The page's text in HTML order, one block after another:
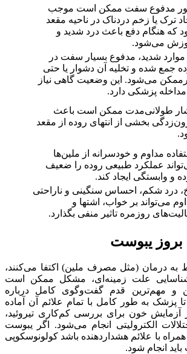
مدفوع سفت ممکن است موجب
ترک یا زخم دردناک در ناحیه مقعد
که هنگام دفع باعث درد شدید و
می‌شود.
موارد شدید، مدفوع بسیار سفت در
جمع شده و تخلیه آن دشوار یا حتی
می‌شود. این وضعیت گاهی نیاز
مداخله پزشکی دارد.
طولانی‌مدت ممکن است باعث
بخشی از انتهای روده از مقعد
مداوم و خودسرانه از ملین‌ها
عملکرد طبیعی روده را ضعیف
و وابستگی ایجاد کند.
درد شکم، احساس سنگینی و ناراحتی
می‌تواند بر خواب، اشتها و
روزمره تاثیر منفی بگذارد.
یبوست
به درمان (مثل مصرف ملین) اکتفا می‌کنند،
علت زمینه‌ای، مشکل ممکن است
و مهم‌ترین قدم گفت‌وگوی کامل درباره
پزشک به طور کامل با تمام علائم آن آماده
خون برای بررسی کم‌کاری تیروئید،
الکترولیتی انجام می‌شود. اگر یبوست
با علائم هشداردهنده باشد کولونوسکوپی
باید انجام شود.